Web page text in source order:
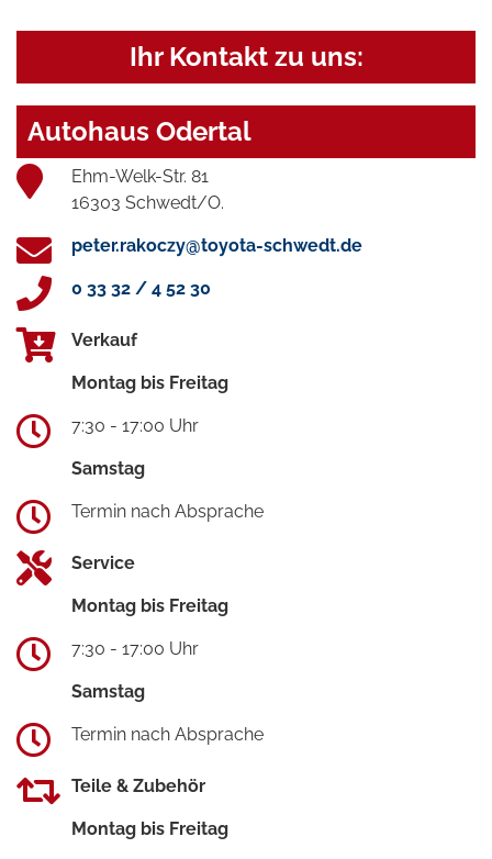
Ihr Kontakt zu uns:
Autohaus Odertal
Ehm-Welk-Str. 81
16303 Schwedt/O.
peter.rakoczy@toyota-schwedt.de
0 33 32 / 4 52 30
Verkauf
Montag bis Freitag
7:30 - 17:00 Uhr
Samstag
Termin nach Absprache
Service
Montag bis Freitag
7:30 - 17:00 Uhr
Samstag
Termin nach Absprache
Teile & Zubehör
Montag bis Freitag